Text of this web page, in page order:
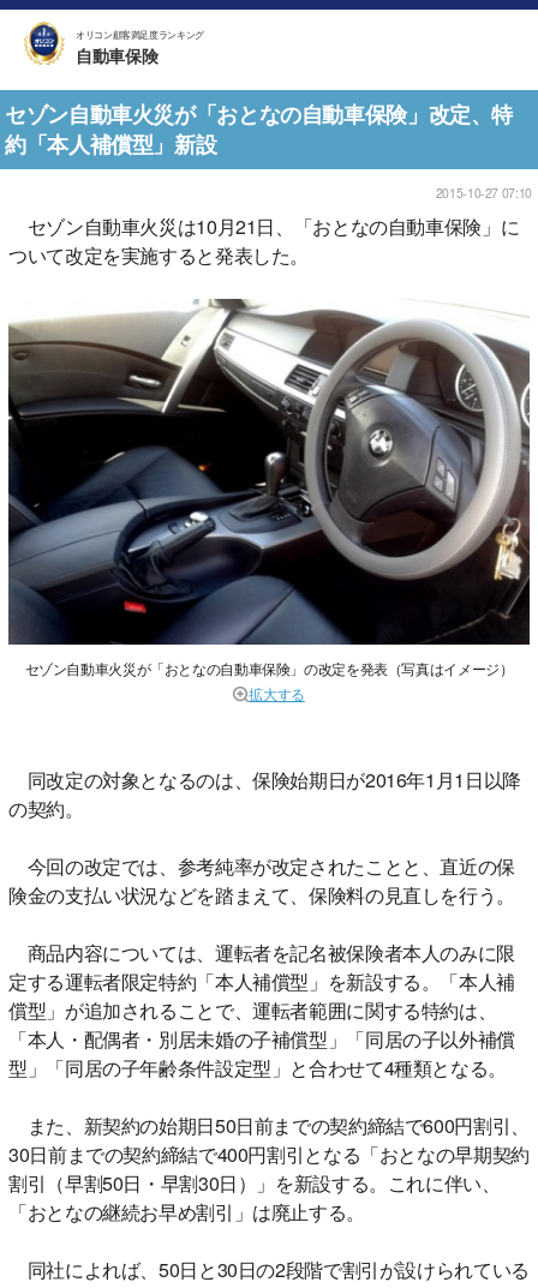
オリコン顧客満足度ランキング
自動車保険
セゾン自動車火災が「おとなの自動車保険」改定、特
約「本人補償型」新設
2015-10-27 07:10
セゾン自動車火災は10月21日、「おとなの自動車保険」に
ついて改定を実施すると発表した。
セゾン自動車火災が「おとなの自動車保険」の改定を発表（写真はイメージ）
拡大する
同改定の対象となるのは、保険始期日が2016年1月1日以降
の契約。
今回の改定では、参考純率が改定されたことと、直近の保
険金の支払い状況などを踏まえて、保険料の見直しを行う。
商品内容については、運転者を記名被保険者本人のみに限
定する運転者限定特約「本人補償型」を新設する。「本人補
償型」が追加されることで、運転者範囲に関する特約は、
「本人・配偶者・別居未婚の子補償型」「同居の子以外補償
型」「同居の子年齢条件設定型」と合わせて4種類となる。
また、新契約の始期日50日前までの契約締結で600円割引、
30日前までの契約締結で400円割引となる「おとなの早期契約
割引（早割50日・早割30日）」を新設する。これに伴い、
「おとなの継続お早め割引」は廃止する。
同社によれば、50日と30日の2段階で割引が設けられている